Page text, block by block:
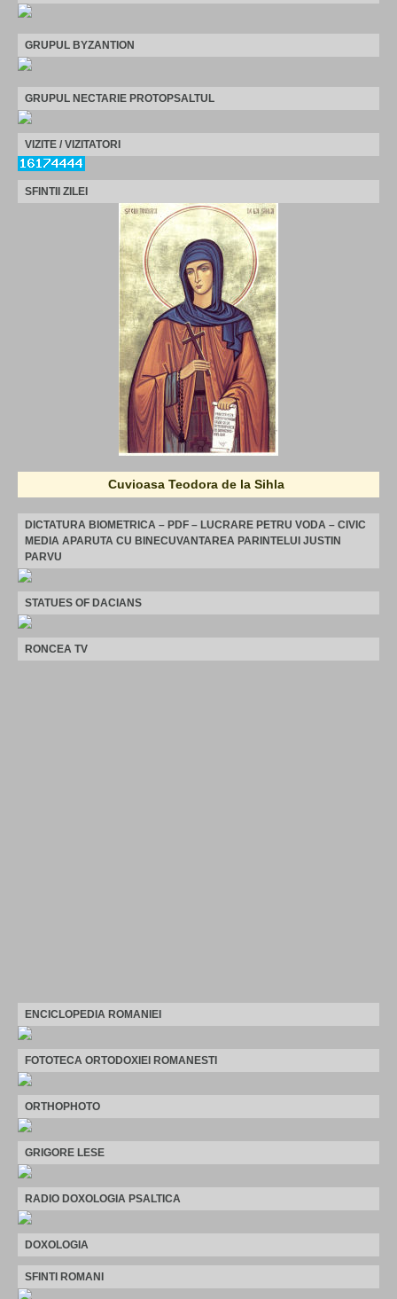
GRUPUL BYZANTION
GRUPUL NECTARIE PROTOPSALTUL
VIZITE / VIZITATORI
SFINTII ZILEI
Cuvioasa Teodora de la Sihla
DICTATURA BIOMETRICA – PDF – LUCRARE PETRU VODA – CIVIC
MEDIA APARUTA CU BINECUVANTAREA PARINTELUI JUSTIN
PARVU
STATUES OF DACIANS
RONCEA TV
ENCICLOPEDIA ROMANIEI
FOTOTECA ORTODOXIEI ROMANESTI
ORTHOPHOTO
GRIGORE LESE
RADIO DOXOLOGIA PSALTICA
DOXOLOGIA
SFINTI ROMANI